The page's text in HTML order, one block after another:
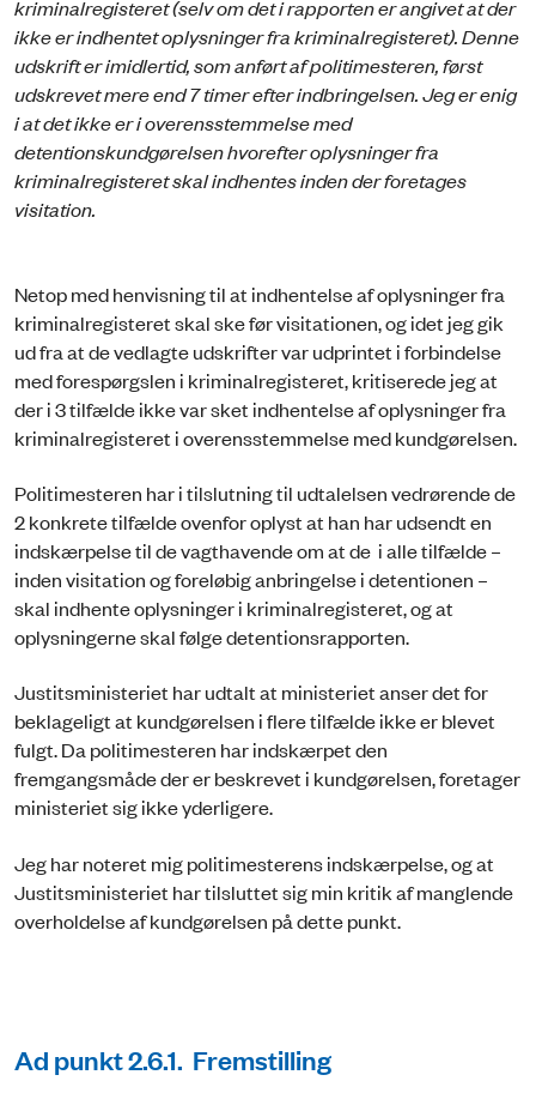
kriminalregisteret (selv om det i rapporten er angivet at der
ikke er indhentet oplysninger fra kriminalregisteret). Denne
udskrift er imidlertid, som anført af politimesteren, først
udskrevet mere end 7 timer efter indbringelsen. Jeg er enig
i at det ikke er i overensstemmelse med
detentionskundgørelsen hvorefter oplysninger fra
kriminalregisteret skal indhentes inden der foretages
visitation.
Netop med henvisning til at indhentelse af oplysninger fra
kriminalregisteret skal ske før visitationen, og idet jeg gik
ud fra at de vedlagte udskrifter var udprintet i forbindelse
med forespørgslen i kriminalregisteret, kritiserede jeg at
der i 3 tilfælde ikke var sket indhentelse af oplysninger fra
kriminalregisteret i overensstemmelse med kundgørelsen.
Politimesteren har i tilslutning til udtalelsen vedrørende de
2 konkrete tilfælde ovenfor oplyst at han har udsendt en
indskærpelse til de vagthavende om at de i alle tilfælde –
inden visitation og foreløbig anbringelse i detentionen –
skal indhente oplysninger i kriminalregisteret, og at
oplysningerne skal følge detentionsrapporten.
Justitsministeriet har udtalt at ministeriet anser det for
beklageligt at kundgørelsen i flere tilfælde ikke er blevet
fulgt. Da politimesteren har indskærpet den
fremgangsmåde der er beskrevet i kundgørelsen, foretager
ministeriet sig ikke yderligere.
Jeg har noteret mig politimesterens indskærpelse, og at
Justitsministeriet har tilsluttet sig min kritik af manglende
overholdelse af kundgørelsen på dette punkt.
Ad punkt 2.6.1. Fremstilling